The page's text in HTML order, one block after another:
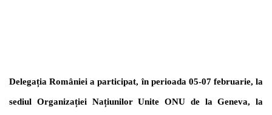
Delegația României a participat, în perioada 05-07 februarie, la
sediul Organizației Națiunilor Unite ONU de la Geneva, la